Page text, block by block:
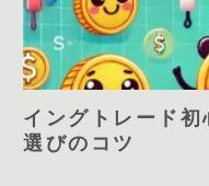
イングトレード
選びのコツ